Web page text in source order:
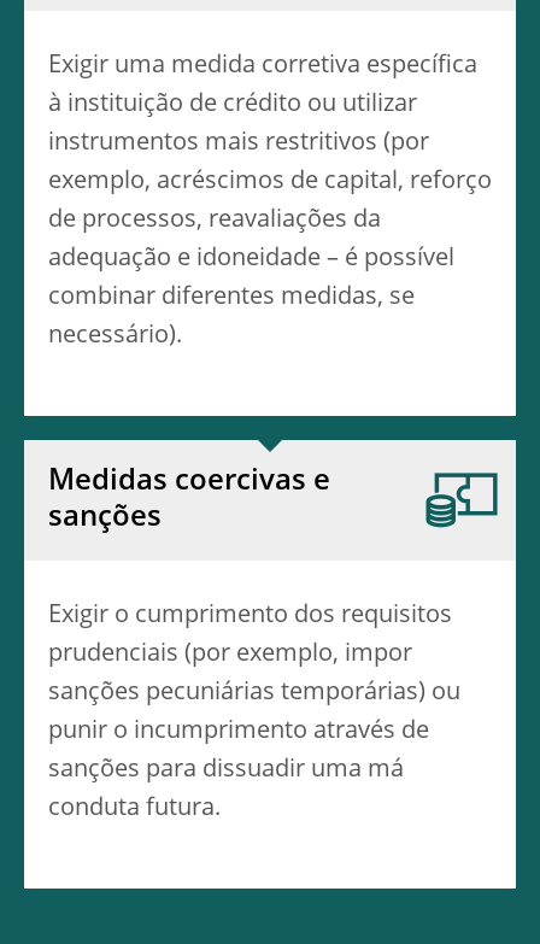
Exigir uma medida corretiva específica
à instituição de crédito ou utilizar
instrumentos mais restritivos (por
exemplo, acréscimos de capital, reforço
de processos, reavaliações da
adequação e idoneidade – é possível
combinar diferentes medidas, se
necessário).
Medidas coercivas e
sanções
Exigir o cumprimento dos requisitos
prudenciais (por exemplo, impor
sanções pecuniárias temporárias) ou
punir o incumprimento através de
sanções para dissuadir uma má
conduta futura.